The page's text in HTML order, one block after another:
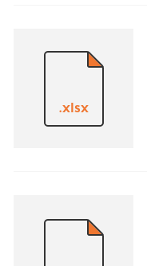
.xlsx